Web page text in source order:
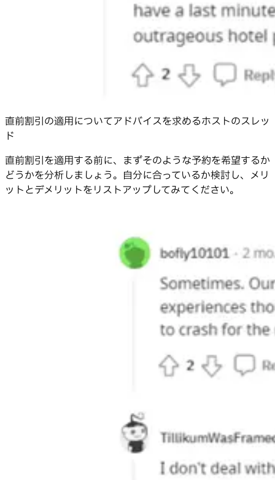
直前割引の適用についてアドバイスを求めるホストのスレッ
ド
直前割引を適用する前に、まずそのような予約を希望するか
どうかを分析しましょう。自分に合っているか検討し、メリ
ットとデメリットをリストアップしてみてください。